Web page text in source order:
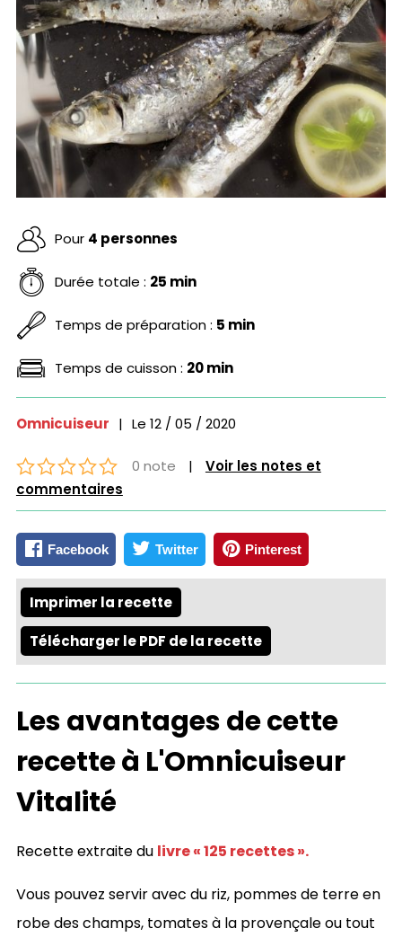
Pour 4 personnes
Durée totale : 25 min
Temps de préparation : 5 min
Temps de cuisson : 20 min
Omnicuiseur | Le 12 / 05 / 2020
0 note |
Voir les notes et
commentaires
Facebook Twitter Pinterest
Imprimer la recette
Télécharger le PDF de la recette
Les avantages de cette
recette à L'Omnicuiseur
Vitalité
Recette extraite du livre « 125 recettes ».
Vous pouvez servir avec du riz, pommes de terre en
robe des champs, tomates à la provençale ou tout